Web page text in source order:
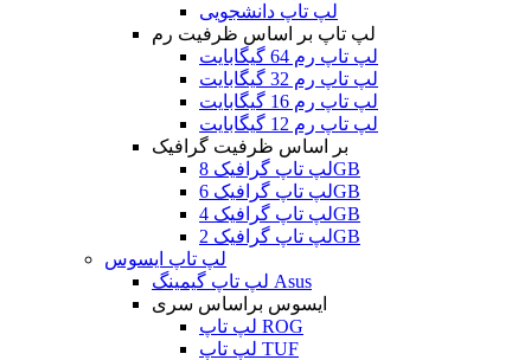
لپ تاپ دانشجویی
لپ تاپ بر اساس ظرفیت رم
لپ تاپ رم 64 گیگابایت
لپ تاپ رم 32 گیگابایت
لپ تاپ رم 16 گیگابایت
لپ تاپ رم 12 گیگابایت
بر اساس ظرفیت گرافیک
لپ تاپ گرافیک 8GB
لپ تاپ گرافیک 6GB
لپ تاپ گرافیک 4GB
لپ تاپ گرافیک 2GB
لپ تاپ ایسوس
لپ تاپ گیمینگ Asus
ایسوس براساس سری
لپ تاپ ROG
لپ تاپ TUF